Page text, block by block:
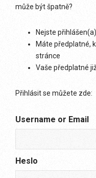
může být špatně?
Nejste přihlášen(a)
Máte předplatné,
stránce
Vaše předplatné
Přihlásit se můžete zde:
Username or Email
Heslo